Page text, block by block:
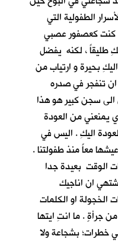
الطفولية التي
كنت كعصفور عصبي
طليقاً ، لكنه يفضل
بحيرة و ارتياب من
ان تنفجر في صدره
الى سجن كبير هو هذا
يمنعني من العودة
اليكِ . اليس في
معاً منذ طفولتنا .
الوقت بعيدة جدا
ان اناجيك
الخجولة او الكلمات
جرأةٍ . ما انتِ ايتها
خطرات؛ بشجاعة ولا